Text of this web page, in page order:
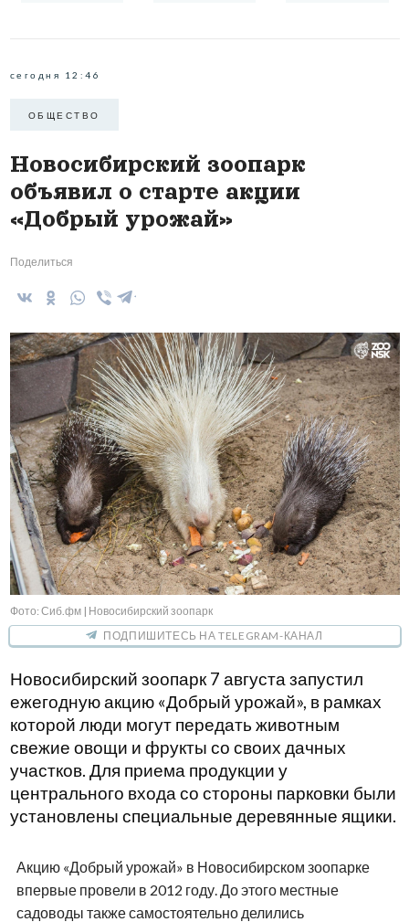
сегодня 12:46
ОБЩЕСТВО
Новосибирский зоопарк
объявил о старте акции
«Добрый урожай»
Поделиться
Фото: Сиб.фм | Новосибирский зоопарк
ПОДПИШИТЕСЬ НА TELEGRAM-КАНАЛ
Новосибирский зоопарк 7 августа запустил
ежегодную акцию «Добрый урожай», в рамках
которой люди могут передать животным
свежие овощи и фрукты со своих дачных
участков. Для приема продукции у
центрального входа со стороны парковки были
установлены специальные деревянные ящики.
Акцию «Добрый урожай» в Новосибирском зоопарке
впервые провели в 2012 году. До этого местные
садоводы также самостоятельно делились